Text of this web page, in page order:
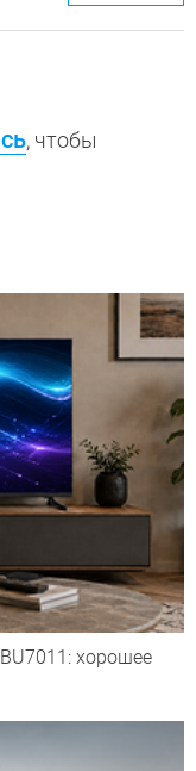
, чтобы
хорошее